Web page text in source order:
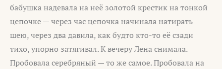
бабушка надевала на неё золотой крестик на тонкой
цепочке — через час цепочка начинала натирать
шею, через два давила, как будто кто-то её сзади
тихо, упорно затягивал. К вечеру Лена снимала.
Пробовала серебряный — то же самое. Пробовала на